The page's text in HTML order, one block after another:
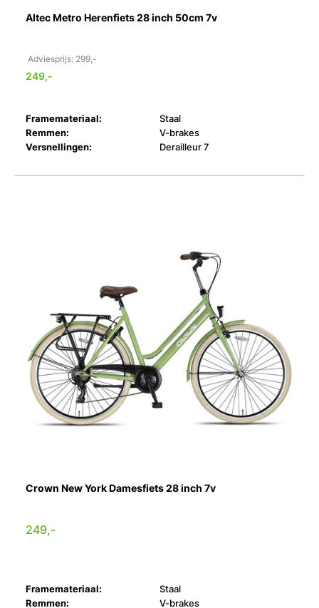
Altec Metro Herenfiets 28 inch 50cm 7v
Adviesprijs: 299,-
249,-
Framemateriaal:
Staal
Remmen:
V-brakes
Versnellingen:
Derailleur 7
Crown New York Damesfiets 28 inch 7v
249,-
Framemateriaal:
Staal
Remmen:
V-brakes